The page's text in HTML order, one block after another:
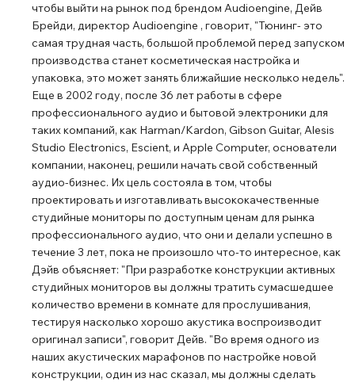
чтобы выйти на рынок под брендом Audioengine, Дейв
Брейди, директор Audioengine , говорит, "Тюнинг- это
самая трудная часть, большой проблемой перед запуском
производства станет косметическая настройка и
упаковка, это может занять ближайшие несколько недель".
Еще в 2002 году, после 36 лет работы в сфере
профессионального аудио и бытовой электроники для
таких компаний, как Harman/Kardon, Gibson Guitar, Alesis
Studio Electronics, Escient, и Apple Computer, основатели
компании, наконец, решили начать свой собственный
аудио-бизнес. Их цель состояла в том, чтобы
проектировать и изготавливать высококачественные
студийные мониторы по доступным ценам для рынка
профессионального аудио, что они и делали успешно в
течение 3 лет, пока не произошло что-то интересное, как
Дэйв объясняет: "При разработке конструкции активных
студийных мониторов вы должны тратить сумасшедшее
количество времени в комнате для прослушивания,
тестируя насколько хорошо акустика воспроизводит
оригинал записи", говорит Дейв. "Во время одного из
наших акустических марафонов по настройке новой
конструкции, один из нас сказал, мы должны сделать